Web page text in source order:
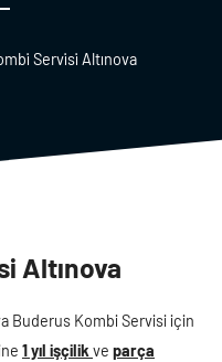
Servi̇si̇ Altınova
Altınova
Buderus Kombi Servisi için
1 yıl işçilik ve parça